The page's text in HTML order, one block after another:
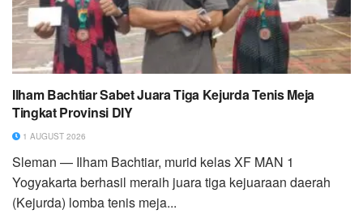
Ilham Bachtiar Sabet Juara Tiga Kejurda Tenis Meja
Tingkat Provinsi DIY
1 AUGUST 2026
Sleman — Ilham Bachtiar, murid kelas XF MAN 1
Yogyakarta berhasil meraih juara tiga kejuaraan daerah
(Kejurda) lomba tenis meja...